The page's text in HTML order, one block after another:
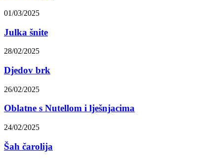
01/03/2025
Julka šnite
28/02/2025
Djedov brk
26/02/2025
Oblatne s Nutellom i lješnjacima
24/02/2025
Šah čarolija